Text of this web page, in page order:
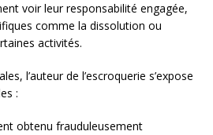
voir leur responsabilité engagée,
comme la dissolution ou
activités.
l’auteur de l’escroquerie s’expose
:
obtenu frauduleusement